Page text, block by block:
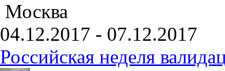
Москва
04.12.2017 - 07.12.2017
Российская неделя